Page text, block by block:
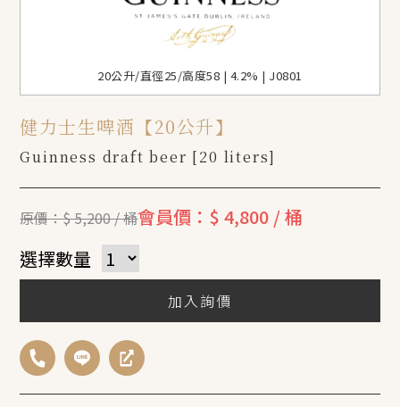
20公升/直徑25/高度58 | 4.2% | J0801
健力士生啤酒【20公升】
Guinness draft beer [20 liters]
原價：$ 5,200 / 桶會員價：$ 4,800 / 桶
選擇數量
加入詢價